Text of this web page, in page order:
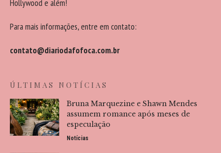
Hollywood e além!
Para mais informações, entre em contato:
contato@diariodafofoca.com.br
ÚLTIMAS NOTÍCIAS
Bruna Marquezine e Shawn Mendes
assumem romance após meses de
especulação
Notícias